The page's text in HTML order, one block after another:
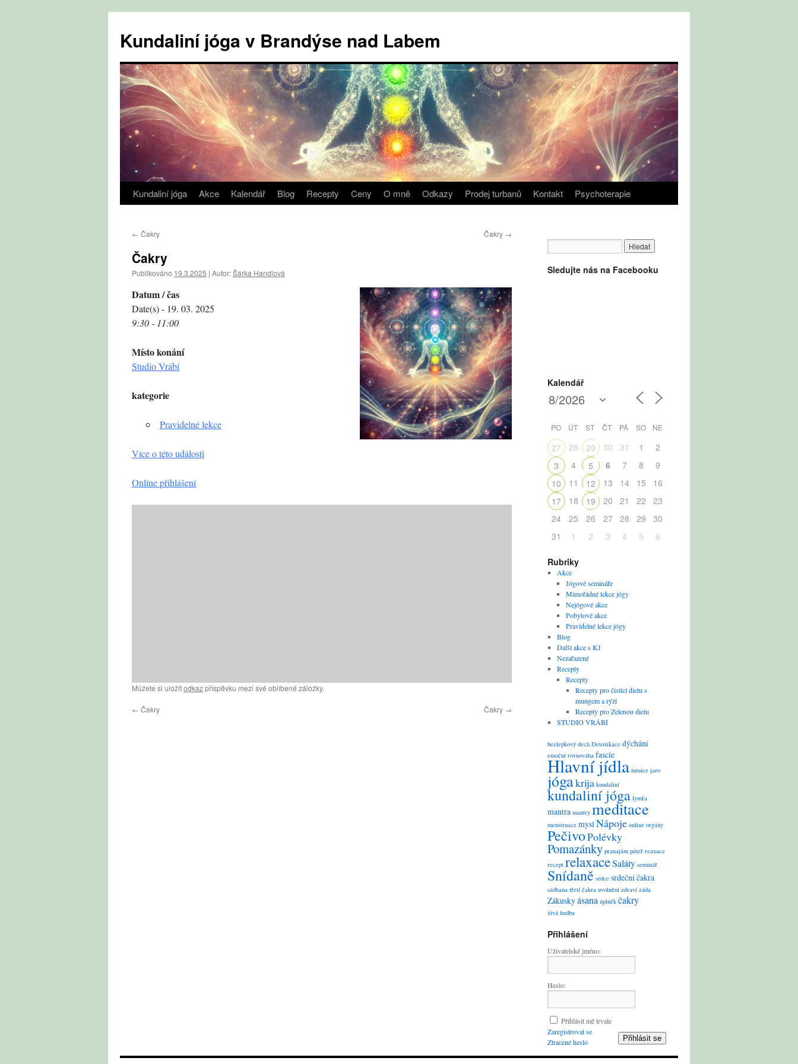
obsahu
webu
Kundaliní jóga v Brandýse nad Labem
Kundaliní jóga Akce Kalendář Blog Recepty Ceny O mně Odkazy Prodej turbanů Kontakt Psychoterapie
← Čakry Čakry →
Čakry
Publikováno 19.3.2025 | Autor:Šárka Handlová
Datum / čas
Date(s) - 19. 03. 2025
9:30 - 11:00
Místo konání
Studio Vrábí
kategorie
Pravidelné lekce
Více o této události
Online přihlášení
Můžete si uložitodkazpříspěvku mezi své oblíbené záložky.
← Čakry Čakry →
Sledujte nás na Facebooku
Kalendář
PO ÚT ST ČT PÁ SO NE
27 28 29 30 31 1
2
3
4 5 6 7 8
9
10
11 12 13 14 15
16
17
18 19 20 21 22
23
24
25 26 27 28 29
30
31
1 2 3 4 5 6
Rubriky
Akce
Jógové semináře
Mimořádné lekce jógy
Nejógové akce
Pobytové akce
Pravidelné lekce jógy
Blog
Další akce s KJ
Nezařazené
Recepty
Recepty
Recepty pro čistící dietu s
mungem a rýží
Recepty pro Zelenou dietu
STUDIO VRÁBÍ
bezlepkový dech Detoxikace dýchání
emoční rovnováha fascie
Hlavní jídla intuice jaro
jógakrija kundaliní
kundaliní jóga lymfa
mantra mantry meditace
menstruace myslNápoje online orgány
PečivoPolévky
Pomazánky pranajám páteř reaxace
recept relaxaceSaláty seminář
Snídaně srdce srdeční čakra
sádhana třetí čakra uvolnění zdraví záda
Zákuskyásana úplněk čakry
živá hudba
Přihlášení
Uživatelské jméno:
Heslo:
Přihlásit mě trvale
Přihlásit se
Zaregistrovat se
Ztracené heslo